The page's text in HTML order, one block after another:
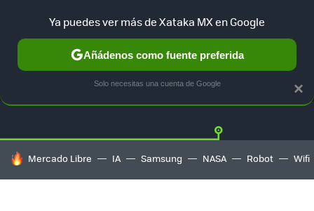
GUÍA DE COMPRAS MERCADO LIBRE
HOY SE HABLA DE
Mercado Libre IA Samsung NASA Robot Wifi
×
Ya puedes ver más de Xataka MX en Google
Añádenos como fuente preferida
Solo necesitas una cuenta de Google